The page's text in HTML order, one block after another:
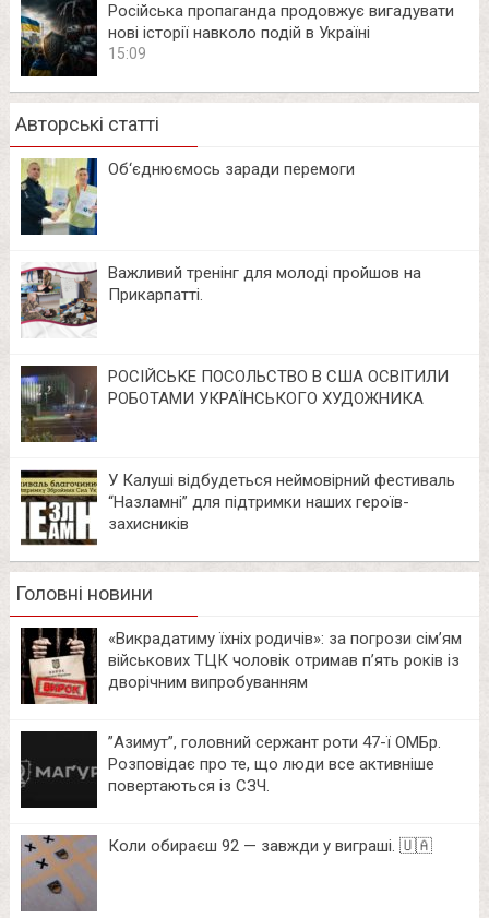
Російська пропаганда продовжує вигадувати
нові історії навколо подій в Україні
15:09
Авторські статті
Об‘єднюємось заради перемоги
Важливий тренінг для молоді пройшов на
Прикарпатті.
РОСІЙСЬКЕ ПОСОЛЬСТВО В США ОСВІТИЛИ
РОБОТАМИ УКРАЇНСЬКОГО ХУДОЖНИКА
У Калуші відбудеться неймовірний фестиваль
“Назламні” для підтримки наших героїв-
захисників
Головні новини
«Викрадатиму їхніх родичів»: за погрози сім’ям
військових ТЦК чоловік отримав п’ять років із
дворічним випробуванням
⁨”Азимут”, головний сержант роти 47-ї ОМБр.
Розповідає про те, що люди все активніше
повертаються із СЗЧ.
Коли обираєш 92 — завжди у виграші. 🇺🇦